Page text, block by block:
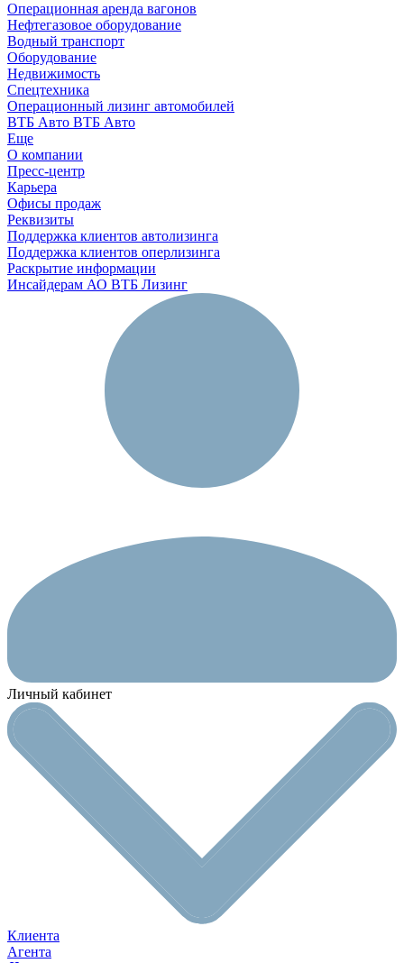
Операционная аренда вагонов
Нефтегазовое оборудование
Водный транспорт
Оборудование
Недвижимость
Спецтехника
Операционный лизинг автомобилей
ВТБ Авто ВТБ Авто
Еще
О компании
Пресс-центр
Карьера
Офисы продаж
Реквизиты
Поддержка клиентов автолизинга
Поддержка клиентов оперлизинга
Раскрытие информации
Инсайдерам АО ВТБ Лизинг
Личный кабинет
Клиента
Агента